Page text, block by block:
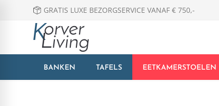
GRATIS LUXE BEZORGSERVICE VANAF € 750,-
BANKEN TAFELS EETKAMERSTOELEN